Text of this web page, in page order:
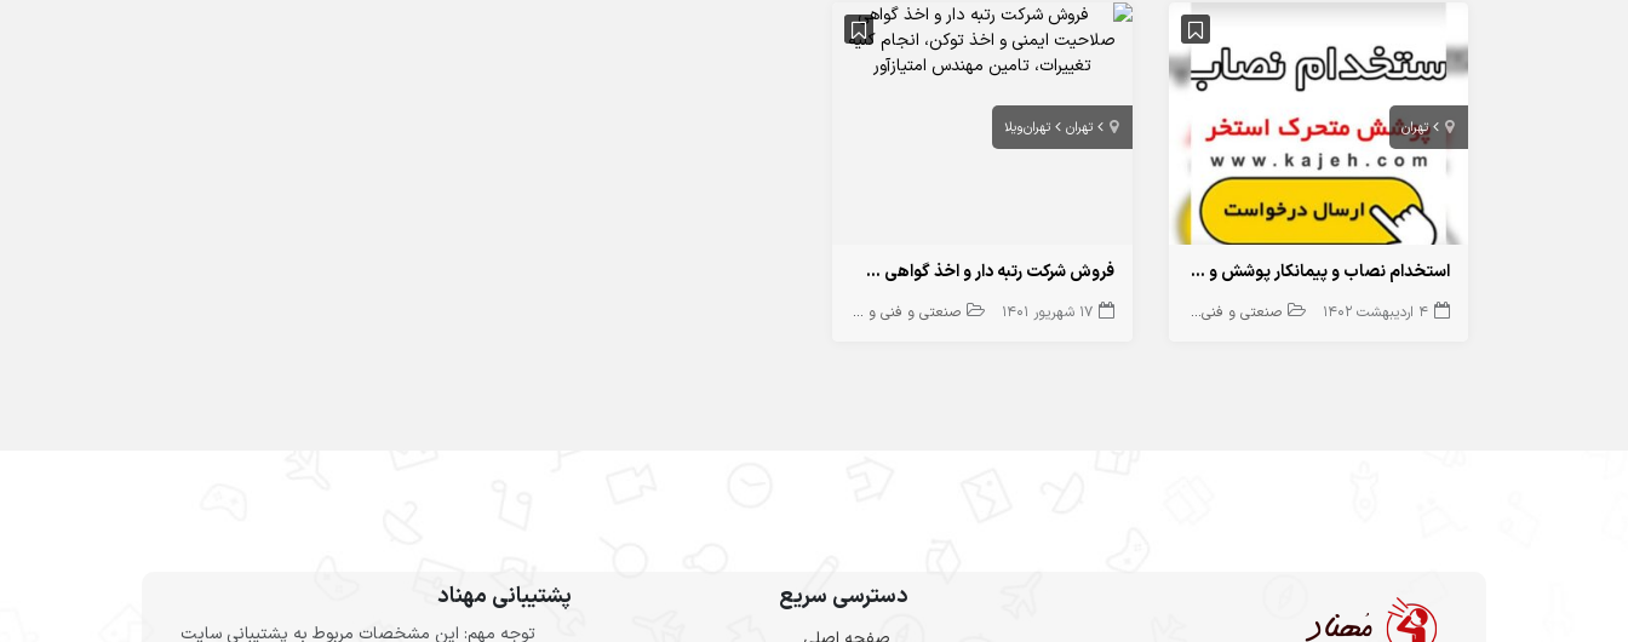
تهران
استخدام نصاب و پیمانکار پوشش و سقف متحرک استخر ،دارای سابقه کاری حداقل 2 سال در بخش تولید و نصب سازه های تلسکوپی، بازشونده و متحرک استخر
4 اردیبهشت 1402 صنعتی و فنی و مهندسی
تهران تهران‌ویلا
فروش شرکت رتبه دار و اخذ گواهی صلاحیت ایمنی و اخذ توکن، انجام کلیه تغییرات، تامین مهندس امتیازآور
17 شهریور 1401 صنعتی و فنی و مهندسی
دسترسی سریع پشتیبانی مهناد
توجه مهم: این مشخصات مربوط به پشتیبانی سایت